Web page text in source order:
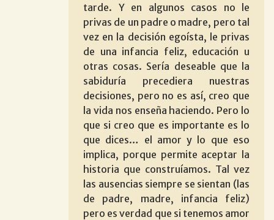
tarde. Y en algunos casos no le
privas de un padre o madre, pero tal
vez en la decisión egoísta, le privas
de una infancia feliz, educación u
otras cosas. Sería deseable que la
sabiduría precediera nuestras
decisiones, pero no es así, creo que
la vida nos enseña haciendo. Pero lo
que si creo que es importante es lo
que dices… el amor y lo que eso
implica, porque permite aceptar la
historia que construíamos. Tal vez
las ausencias siempre se sientan (las
de padre, madre, infancia feliz)
pero es verdad que si tenemos amor